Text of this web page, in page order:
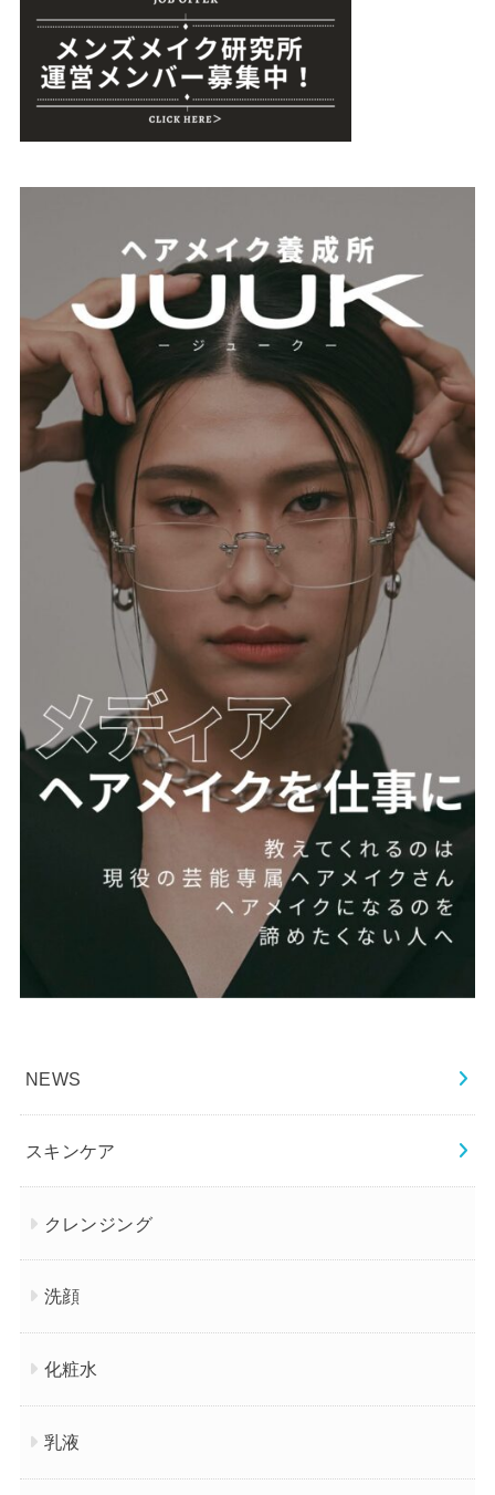
NEWS
スキンケア
クレンジング
洗顔
化粧水
乳液